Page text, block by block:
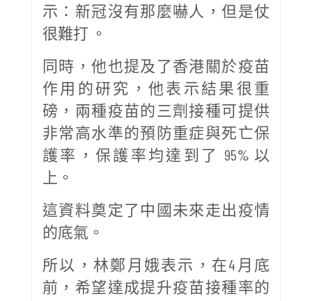
示：新冠沒有那麼嚇人，但是仗
很難打 。
同時，他也提及了香港關於疫苗
作用的研究，他表示結果很重
磅，兩種疫苗的三劑接種可提供
非常高水準的預防重症與死亡保
護率，保護率均達到了 95% 以
上。
這資料奠定了中國未來走出疫情
的底氣。
所以，林鄭月娥表示，在4月底
前，希望達成提升疫苗接種率的